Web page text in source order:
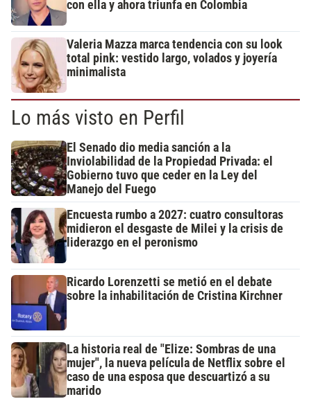
con ella y ahora triunfa en Colombia
Valeria Mazza marca tendencia con su look
total pink: vestido largo, volados y joyería
minimalista
Lo más visto en Perfil
El Senado dio media sanción a la
Inviolabilidad de la Propiedad Privada: el
Gobierno tuvo que ceder en la Ley del
Manejo del Fuego
Encuesta rumbo a 2027: cuatro consultoras
midieron el desgaste de Milei y la crisis de
liderazgo en el peronismo
Ricardo Lorenzetti se metió en el debate
sobre la inhabilitación de Cristina Kirchner
La historia real de "Elize: Sombras de una
mujer", la nueva película de Netflix sobre el
caso de una esposa que descuartizó a su
marido